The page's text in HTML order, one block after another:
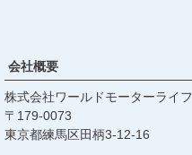
会社概要
株式会社ワールドモーターライフ
179-0073
東京都練馬区田柄3-12-16